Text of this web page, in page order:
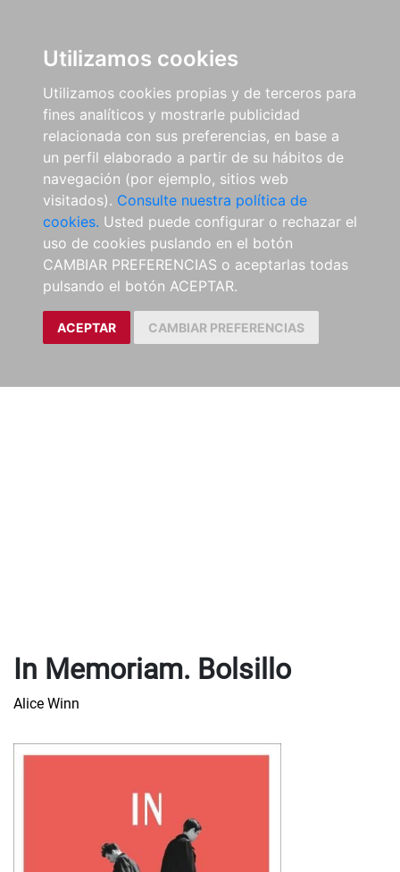
Utilizamos cookies
Utilizamos cookies propias y de terceros para
fines analíticos y mostrarle publicidad
relacionada con sus preferencias, en base a
un perfil elaborado a partir de su hábitos de
navegación (por ejemplo, sitios web
visitados). Consulte nuestra política de
cookies. Usted puede configurar o rechazar el
uso de cookies puslando en el botón
CAMBIAR PREFERENCIAS o aceptarlas todas
pulsando el botón ACEPTAR.
ACEPTAR CAMBIAR PREFERENCIAS
In Memoriam. Bolsillo
Alice Winn